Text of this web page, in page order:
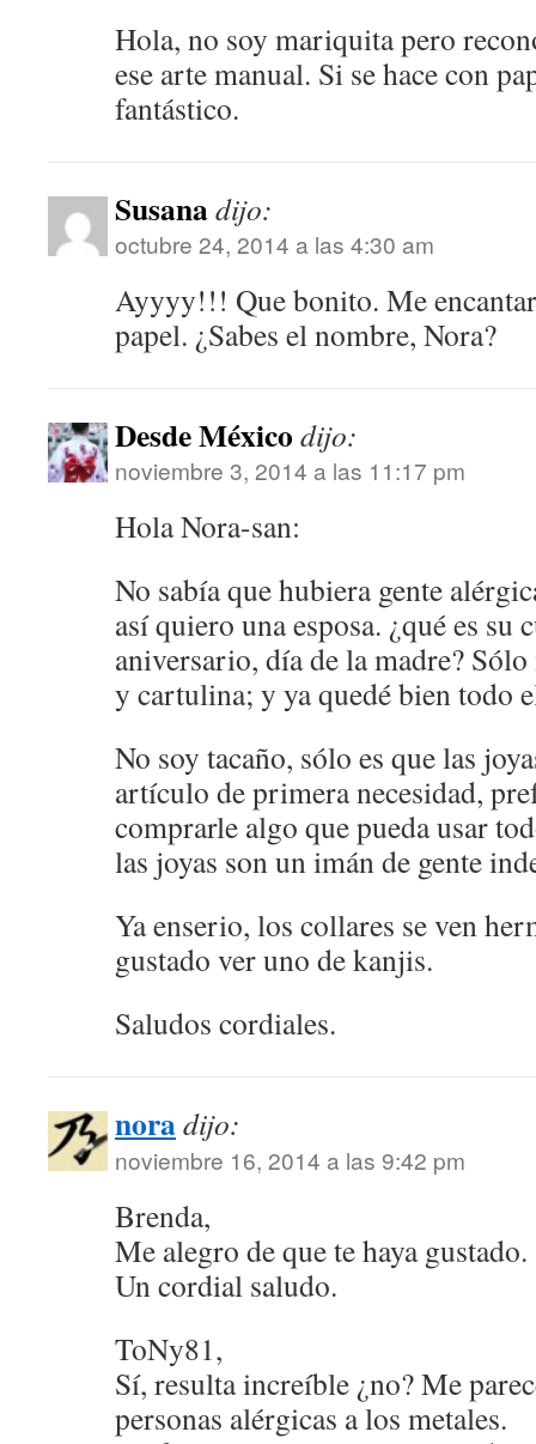
Hola, no soy mariquita pero
ese arte manual. Si se hace con
fantástico.
Susanadijo:
octubre 24, 2014 a las 4:30 am
Ayyyy!!! Que bonito. Me
papel. ¿Sabes el nombre, Nora?
Desde México dijo:
noviembre 3, 2014 a las 11:17 pm
Hola Nora-san:
No sabía que hubiera gente
así quiero una esposa. ¿qué es su
aniversario, día de la madre?
y cartulina; y ya quedé bien todo
No soy tacaño, sólo es que las
artículo de primera necesidad,
comprarle algo que pueda usar
las joyas son un imán de gente
Ya enserio, los collares se ven
gustado ver uno de kanjis.
Saludos cordiales.
noradijo:
noviembre 16, 2014 a las 9:42 pm
Brenda,
Me alegro de que te haya gustado.
Un cordial saludo.
ToNy81,
Sí, resulta increíble ¿no? Me
personas alérgicas a los metales.